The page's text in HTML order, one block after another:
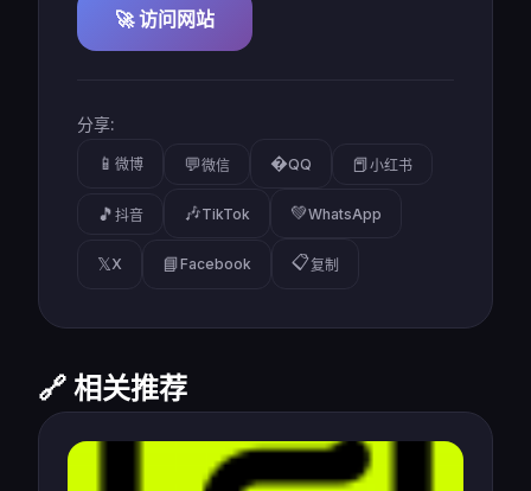
🚀 访问网站
分享:
📱 微博 💬微信 �QQ 📕 小红书
🎵 抖音 🎶TikTok 💚WhatsApp
𝕏X 📘Facebook 📋复制
🔗 相关推荐